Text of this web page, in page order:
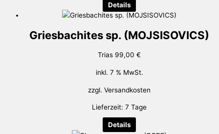
Details
Griesbachites sp. (MOJSISOVICS)
Trias 99,00 €
inkl. 7 % MwSt.
zzgl. Versandkosten
Lieferzeit: 7 Tage
Details